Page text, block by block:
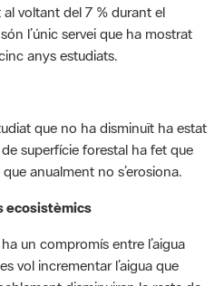
que no ha disminuït ha estat
superfície forestal ha fet que
anualment no s’erosiona.
ecosistèmics
un compromís entre l’aigua
vol incrementar l’aigua que